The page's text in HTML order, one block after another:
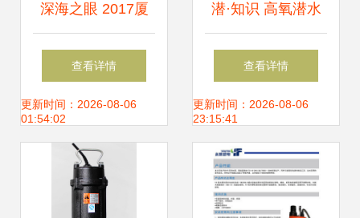
深海之眼 2017厦
门海洽会江苏海洋
装备联盟潜水设备
参展侧记
查看详情
更新时间：2026-08-06
01:54:02
潜·知识 高氧潜水
——我一生难以释
怀之痛
查看详情
更新时间：2026-08-06
23:15:41